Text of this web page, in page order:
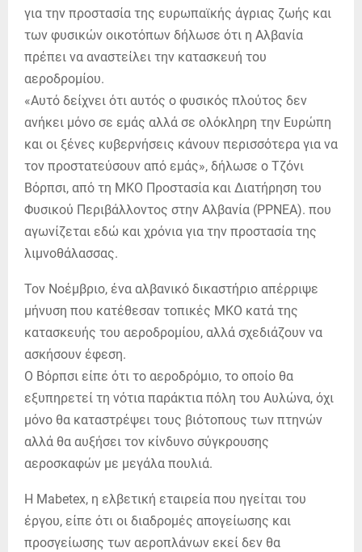
για την προστασία της ευρωπαϊκής άγριας ζωής και
των φυσικών οικοτόπων δήλωσε ότι η Αλβανία
πρέπει να αναστείλει την κατασκευή του
αεροδρομίου.
«Αυτό δείχνει ότι αυτός ο φυσικός πλούτος δεν
ανήκει μόνο σε εμάς αλλά σε ολόκληρη την Ευρώπη
και οι ξένες κυβερνήσεις κάνουν περισσότερα για να
τον προστατεύσουν από εμάς», δήλωσε ο Τζόνι
Βόρπσι, από τη ΜΚΟ Προστασία και Διατήρηση του
Φυσικού Περιβάλλοντος στην Αλβανία (PPNEA). που
αγωνίζεται εδώ και χρόνια για την προστασία της
λιμνοθάλασσας.
Τον Νοέμβριο, ένα αλβανικό δικαστήριο απέρριψε
μήνυση που κατέθεσαν τοπικές ΜΚΟ κατά της
κατασκευής του αεροδρομίου, αλλά σχεδιάζουν να
ασκήσουν έφεση.
Ο Βόρπσι είπε ότι το αεροδρόμιο, το οποίο θα
εξυπηρετεί τη νότια παράκτια πόλη του Αυλώνα, όχι
μόνο θα καταστρέψει τους βιότοπους των πτηνών
αλλά θα αυξήσει τον κίνδυνο σύγκρουσης
αεροσκαφών με μεγάλα πουλιά.
Η Mabetex, η ελβετική εταιρεία που ηγείται του
έργου, είπε ότι οι διαδρομές απογείωσης και
προσγείωσης των αεροπλάνων εκεί δεν θα